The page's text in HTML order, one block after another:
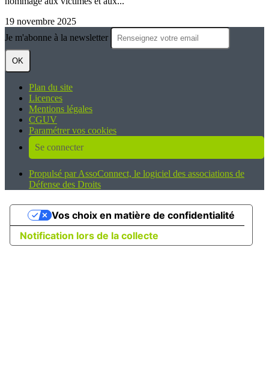
19 novembre 2025
Je m'abonne à la newsletter
OK
Plan du site
Licences
Mentions légales
CGUV
Paramétrer vos cookies
Se connecter
Propulsé par AssoConnect, le logiciel des associations de
Défense des Droits
Notification lors de la collecte
Vos choix en matière de confidentialité